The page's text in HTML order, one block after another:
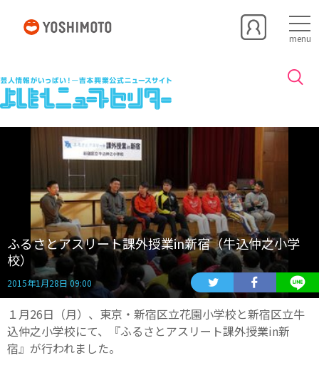
menu
ふるさとアスリート課外授業in新宿（牛込仲之小学
校）
2015年1月28日 09:00
１月26日（月）、東京・新宿区立花園小学校と新宿区立牛
込仲之小学校にて、『ふるさとアスリート課外授業in新
宿』が行われました。